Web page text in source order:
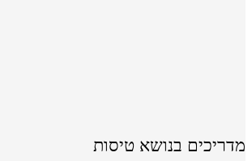
מדריכים בנושא טיסות